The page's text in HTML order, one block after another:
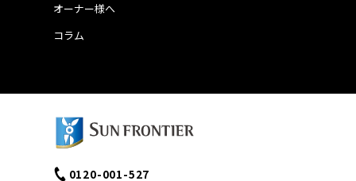
オーナー様へ
コラム
0120-001-527